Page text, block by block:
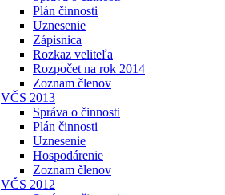
Plán činnosti
Uznesenie
Zápisnica
Rozkaz veliteľa
Rozpočet na rok 2014
Zoznam členov
VČS 2013
Správa o činnosti
Plán činnosti
Uznesenie
Hospodárenie
Zoznam členov
VČS 2012